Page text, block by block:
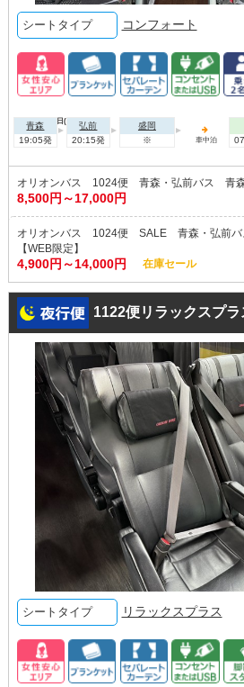
シートタイプ コンフォート
2026年08月09日(日)
青森
19:05発
弘前
20:15発
盛岡
※
車中泊
オリオンバス 1024便 青森・弘前バス 青
8,500円～17,000円
オリオンバス 1024便 SALE 青森・弘前
【WEB限定】
4,900円～14,000円 在庫セール
1122便リラックスプラ
シートタイプ リラックスプラス